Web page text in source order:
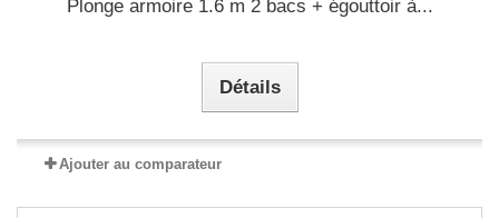
Plonge armoire 1.6 m 2 bacs + égouttoir à...
Détails
Ajouter au comparateur